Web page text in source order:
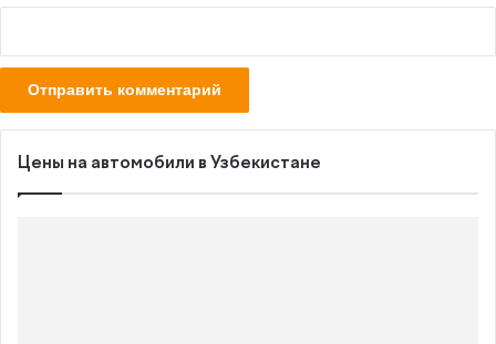
Цены на автомобили в Узбекистане